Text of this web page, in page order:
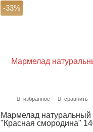
-33%
избранное сравнить
Мармелад натуральный
"Красная смородина"